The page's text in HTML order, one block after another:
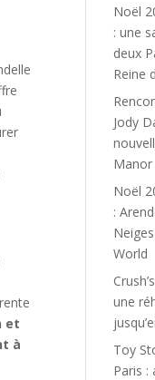
et
à
Noël
: une
deux
Reine
Jody
Manor
Noël
:
World
une
Toy
Paris :